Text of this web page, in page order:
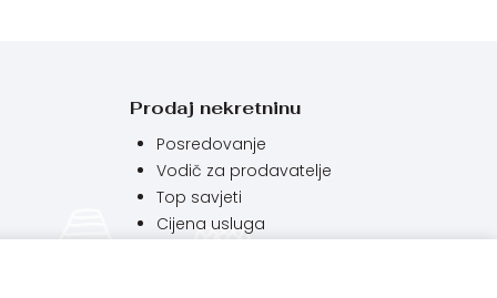
Prodaj nekretninu
Posredovanje
Vodič za prodavatelje
Top savjeti
Cijena usluga